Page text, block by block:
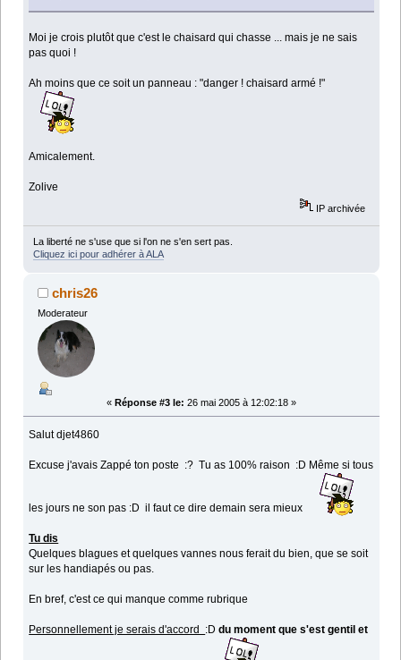
Moi je crois plutôt que c'est le chaisard qui chasse ... mais je ne sais
pas quoi !
Ah moins que ce soit un panneau : "danger ! chaisard armé !"
Amicalement.
Zolive
IP archivée
La liberté ne s'use que si l'on ne s'en sert pas.
Cliquez ici pour adhérer à ALA
chris26
Moderateur
« Réponse #3 le: 26 mai 2005 à 12:02:18 »
Salut djet4860
Excuse j'avais Zappé ton poste :? Tu as 100% raison :D Même si tous
les jours ne son pas :D il faut ce dire demain sera mieux
Tu dis
Quelques blagues et quelques vannes nous ferait du bien, que se soit
sur les handiapés ou pas.
En bref, c'est ce qui manque comme rubrique
Personnellement je serais d'accord :Ddu moment que s'est gentil et